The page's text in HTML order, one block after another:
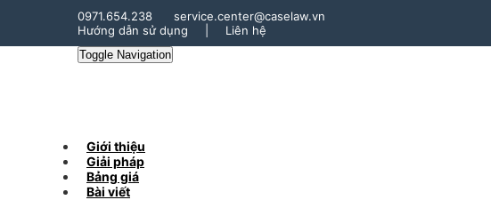
0971.654.238
service.center@caselaw.vn
Hướng dẫn sử dụng
Liên hệ
Toggle Navigation
Giới thiệu
Giải pháp
Bảng giá
Bài viết